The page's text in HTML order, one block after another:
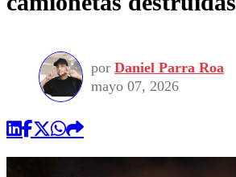
por Daniel Parra Roa
mayo 07, 2026